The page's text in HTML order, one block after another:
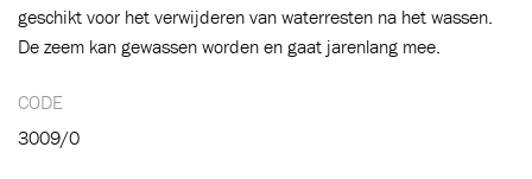
geschikt voor het verwijderen van waterresten na het wassen.
De zeem kan gewassen worden en gaat jarenlang mee.
CODE
3009/0